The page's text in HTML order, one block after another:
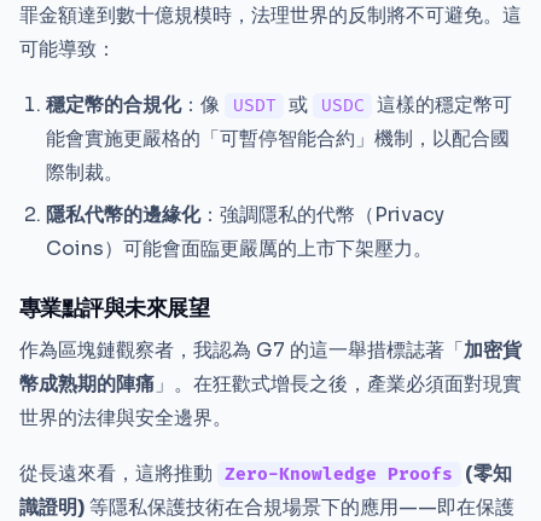
罪金額達到數十億規模時，法理世界的反制將不可避免。這
可能導致：
穩定幣的合規化：像 USDT 或 USDC
這樣的穩定幣可
能會實施更嚴格的「可暫停智能合約」機制，以配合國
際制裁。
隱私代幣的邊緣化：強調隱私的代幣（Privacy
Coins）可能會面臨更嚴厲的上市下架壓力。
專業點評與未來展望
作為區塊鏈觀察者，我認為 G7 的這一舉措標誌著「加密貨
幣成熟期的陣痛 」。在狂歡式增長之後，產業必須面對現實
世界的法律與安全邊界。
從長遠來看，這將推動 Zero-Knowledge Proofs
(零知
識證明)等隱私保護技術在合規場景下的應用——即在保護